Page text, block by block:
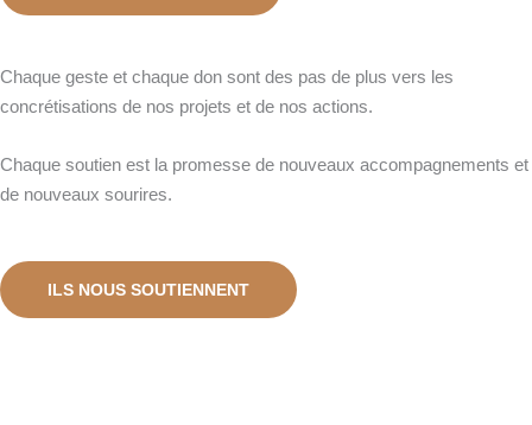
Chaque geste et chaque don sont des pas de plus vers les
concrétisations de nos projets et de nos actions.
Chaque soutien est la promesse de nouveaux accompagnements et
de nouveaux sourires.
ILS NOUS SOUTIENNENT